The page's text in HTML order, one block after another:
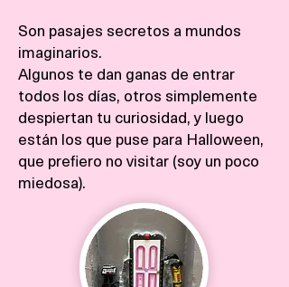
Son pasajes secretos a mundos
imaginarios.
Algunos te dan ganas de entrar
todos los días, otros simplemente
despiertan tu curiosidad, y luego
están los que puse para Halloween,
que prefiero no visitar (soy un poco
miedosa).